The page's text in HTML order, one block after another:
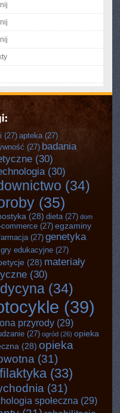
(27) apteka(27)
(27) badania
(30)
(30)
(34)
(35)
(28) dieta(27) dom
commerce (27) egzaminy
(27) genetyka
gry edukacyjne (27)
(28) materiały
(30)
(34)
(39)
przyrody (29)
(27) ogród (26) opieka
(28) opieka
(31)
(33)
(31)
społeczna (29)